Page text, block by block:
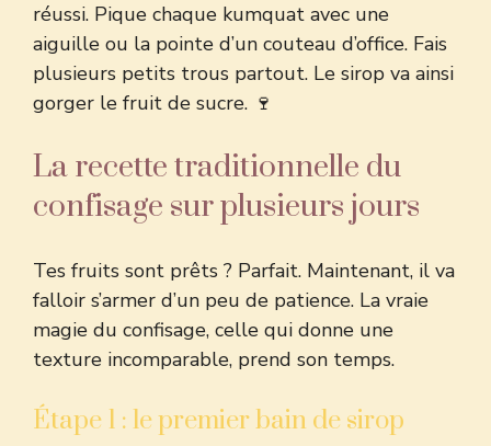
réussi. Pique chaque kumquat avec une
aiguille ou la pointe d’un couteau d’office. Fais
plusieurs petits trous partout. Le sirop va ainsi
gorger le fruit de sucre. 🍷
La recette traditionnelle du
confisage sur plusieurs jours
Tes fruits sont prêts ? Parfait. Maintenant, il va
falloir s’armer d’un peu de patience. La vraie
magie du confisage, celle qui donne une
texture incomparable, prend son temps.
Étape 1 : le premier bain de sirop